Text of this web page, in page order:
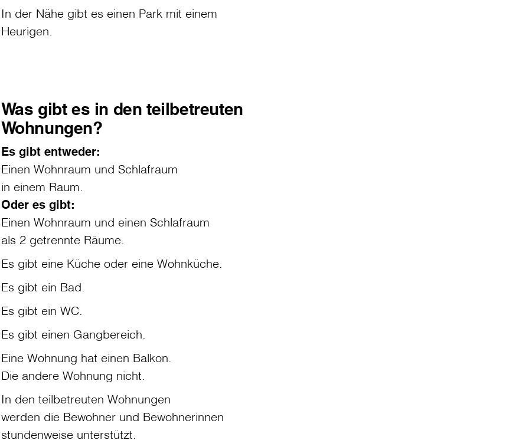
In der Nähe gibt es einen Park mit einem
Heurigen.
Was gibt es in den teilbetreuten
Wohnungen?
Es gibt entweder:
Einen Wohnraum und Schlafraum
in einem Raum.
Oder es gibt:
Einen Wohnraum und einen Schlafraum
als 2 getrennte Räume.
Es gibt eine Küche oder eine Wohnküche.
Es gibt ein Bad.
Es gibt ein WC.
Es gibt einen Gangbereich.
Eine Wohnung hat einen Balkon.
Die andere Wohnung nicht.
In den teilbetreuten Wohnungen
werden die Bewohner und Bewohnerinnen
stundenweise unterstützt.